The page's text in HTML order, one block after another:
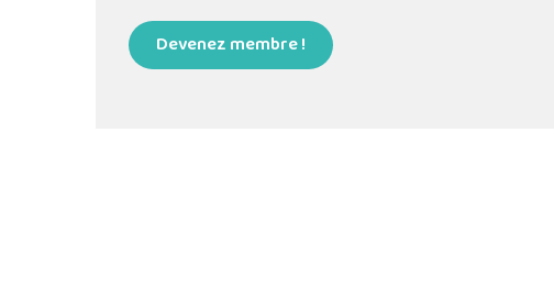
Devenez membre !